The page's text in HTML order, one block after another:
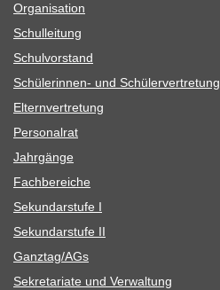
Orga­ni­sa­tion
Schul­lei­tung
Schul­vor­stand
Schü­le­rin­nen- und Schülervertretung
Eltern­ver­tre­tung
Per­so­nal­rat
Jahr­gänge
Fach­be­rei­che
Sekun­dar­stufe I
Sekun­dar­stufe II
Ganztag/​​AGs
Sekre­ta­riate und Verwaltung